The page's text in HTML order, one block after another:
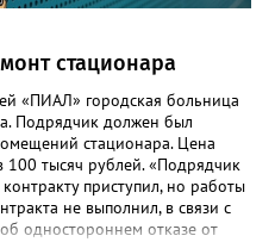
стационара
«ПИАЛ» городская больница
Подрядчик должен был
стационара. Цена
100 тысяч рублей. «Подрядчик
приступил, но работы
не выполнил, в связи с
одностороннем отказе от